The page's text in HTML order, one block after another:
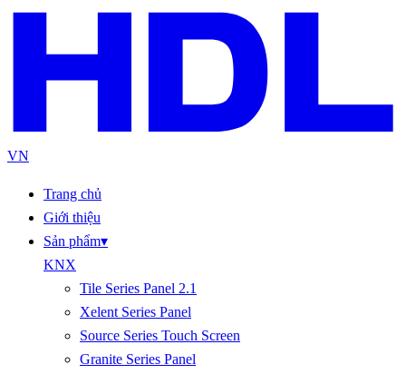
VN
Trang chủ
Giới thiệu
Sản phẩm▾
KNX
Tile Series Panel 2.1
Xelent Series Panel
Source Series Touch Screen
Granite Series Panel